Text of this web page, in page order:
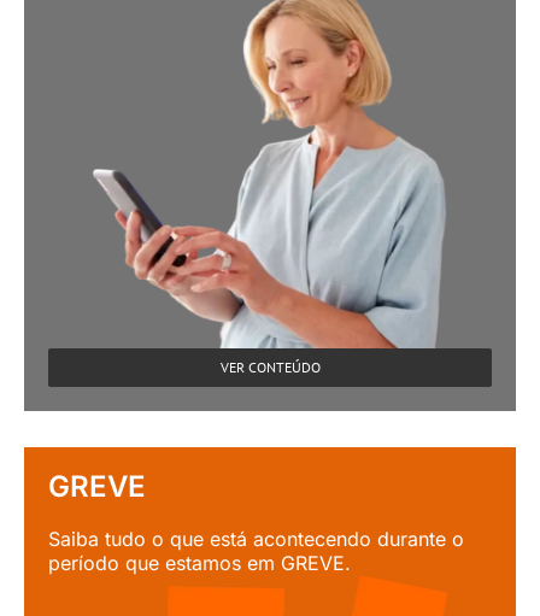
VER CONTEÚDO
GREVE
Saiba tudo o que está acontecendo durante o
período que estamos em GREVE.